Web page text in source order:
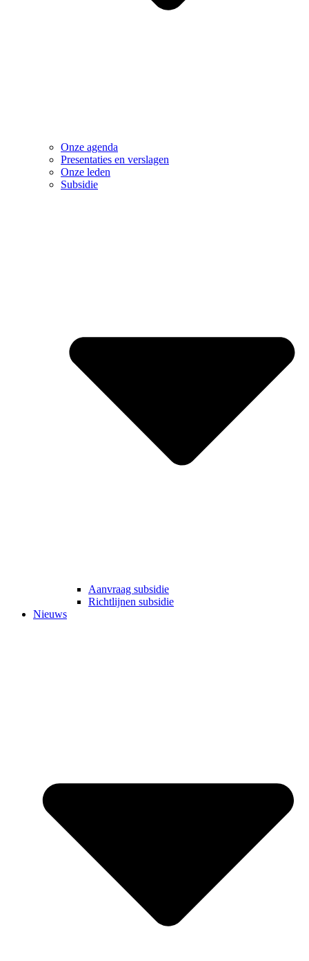
Onze agenda
Presentaties en verslagen
Onze leden
Subsidie
Aanvraag subsidie
Richtlijnen subsidie
Nieuws